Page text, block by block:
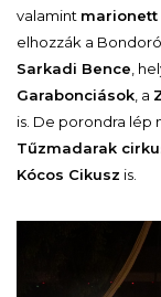
valamint marionett
elhozzák a
Sarkadi Bence ,
Garabonciások , a
is. De porondra lép
Tűzmadarak
Kócos Cikusz is.